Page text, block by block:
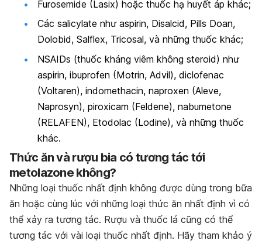
Furosemide (Lasix) hoặc thuốc hạ huyết áp khác;
Các salicylate như aspirin, Disalcid, Pills Doan,
Dolobid, Salflex, Tricosal, và những thuốc khác;
NSAIDs (thuốc kháng viêm không steroid) như
aspirin, ibuprofen (Motrin, Advil), diclofenac
(Voltaren), indomethacin, naproxen (Aleve,
Naprosyn), piroxicam (Feldene), nabumetone
(RELAFEN), Etodolac (Lodine), và những thuốc
khác.
Thức ăn và rượu bia có tương tác tới
metolazone không?
Những loại thuốc nhất định không được dùng trong bữa
ăn hoặc cùng lúc với những loại thức ăn nhất định vì có
thể xảy ra tương tác. Rượu và thuốc lá cũng có thể
tương tác với vài loại thuốc nhất định. Hãy tham khảo ý